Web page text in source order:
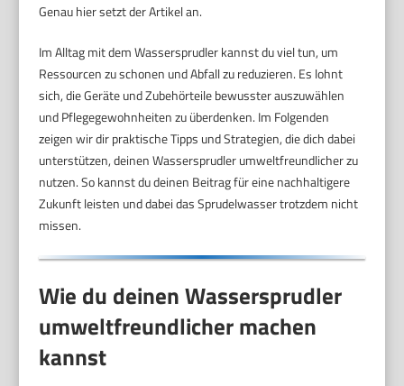
Genau hier setzt der Artikel an.
Im Alltag mit dem Wassersprudler kannst du viel tun, um
Ressourcen zu schonen und Abfall zu reduzieren. Es lohnt
sich, die Geräte und Zubehörteile bewusster auszuwählen
und Pflegegewohnheiten zu überdenken. Im Folgenden
zeigen wir dir praktische Tipps und Strategien, die dich dabei
unterstützen, deinen Wassersprudler umweltfreundlicher zu
nutzen. So kannst du deinen Beitrag für eine nachhaltigere
Zukunft leisten und dabei das Sprudelwasser trotzdem nicht
missen.
Wie du deinen Wassersprudler
umweltfreundlicher machen
kannst